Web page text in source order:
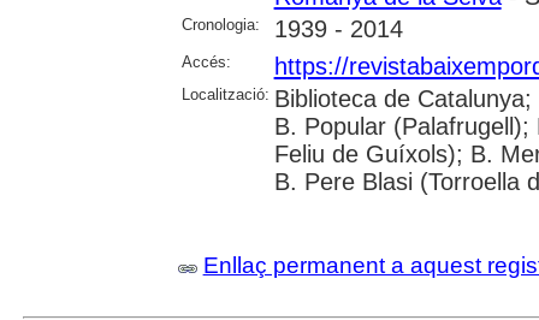
Cronologia: 1939 - 2014
Accés: https://
Localització: Biblioteca de
B. Popular
Feliu de Guíxols); B.
B. Pere Blasi (Torroella
Enllaç permanent a aquest